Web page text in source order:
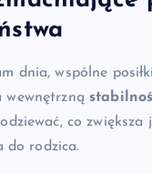
dnia, wspólne
wewnętrzną
co zwiększa
do rodzica.